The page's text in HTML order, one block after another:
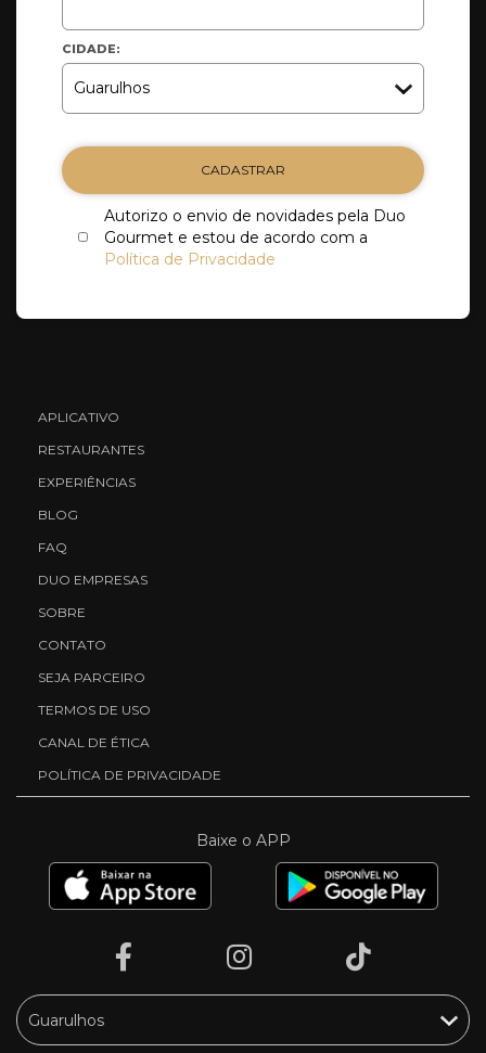
CIDADE:
CADASTRAR
Autorizo o envio de novidades pela Duo
Gourmet e estou de acordo com a
Política de Privacidade
APLICATIVO
RESTAURANTES
EXPERIÊNCIAS
BLOG
FAQ
DUO EMPRESAS
SOBRE
CONTATO
SEJA PARCEIRO
TERMOS DE USO
CANAL DE ÉTICA
POLÍTICA DE PRIVACIDADE
Baixe o APP